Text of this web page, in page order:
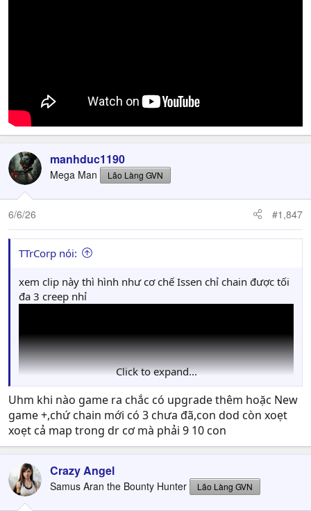
manhduc1190
Mega Man Lão Làng GVN
6/6/26 #1,847
TTrCorp nói:
xem clip này thì hình như cơ chế Issen chỉ chain được tối
đa 3 creep nhỉ
Click to expand...
Uhm khi nào game ra chắc có upgrade thêm hoặc New
game +,chứ chain mới có 3 chưa đã,con dod còn xoẹt
xoẹt cả map trong dr cơ mà phải 9 10 con
Crazy Angel
Samus Aran the Bounty Hunter Lão Làng GVN